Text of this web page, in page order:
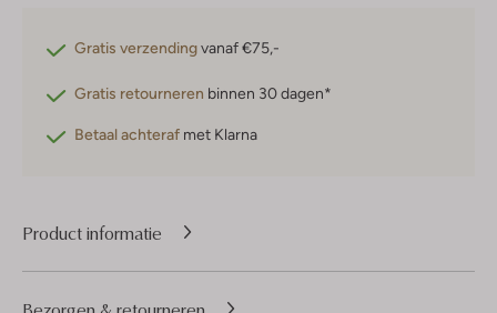
Gratis verzendingvanaf €75,-
Gratis retourneren binnen 30 dagen*
Betaal achteraf met Klarna
Product informatie